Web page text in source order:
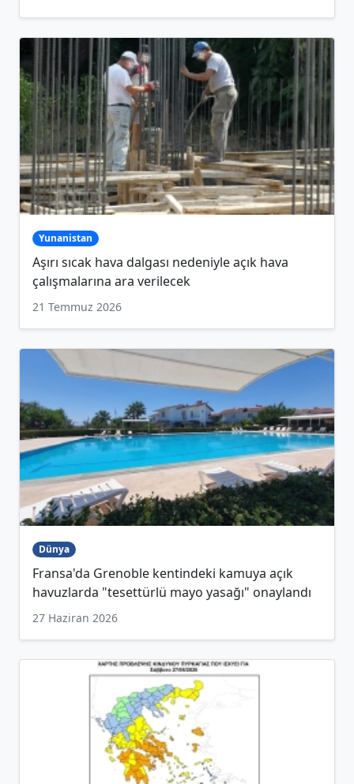
Yunanistan
Aşırı sıcak hava dalgası nedeniyle açık hava
çalışmalarına ara verilecek
21 Temmuz 2026
Dünya
Fransa'da Grenoble kentindeki kamuya açık
havuzlarda "tesettürlü mayo yasağı" onaylandı
27 Haziran 2026